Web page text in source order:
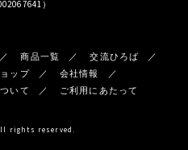
）
商品一覧
交流ひろば
ップ
会社情報
いて ご利用にあたって
rights reserved.